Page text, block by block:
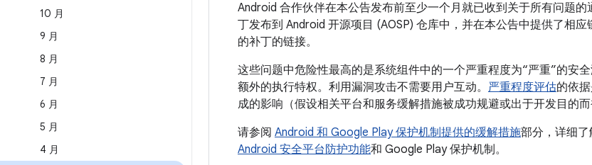
10 月
9 月
8 月
7 月
6 月
5 月
4 月
Android 合作伙伴在本公告发布前至少一个月就已收到关于所有问题
丁发布到 Android 开源项目 (AOSP) 仓库中，并在本公告中提供了相
的补丁的链接。
这些问题中危险性最高的是系统组件中的一个严重程度为“严重”的安
额外的执行特权。利用漏洞攻击不需要用户互动。 严重程度评估的依
成的影响（假设相关平台和服务缓解措施被成功规避或出于开发目的而
请参阅 Android 和 Google Play 保护机制提供的缓解措施部分，详细
Android 安全平台防护功能和 Google Play 保护机制。